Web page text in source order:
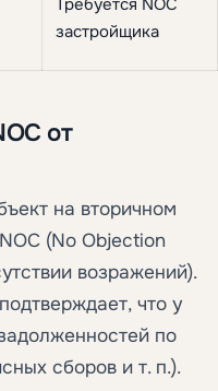
Требуется NOC
застройщика
от
на вторичном
(No Objection
возражений).
что у
по
сборов и т. п.).